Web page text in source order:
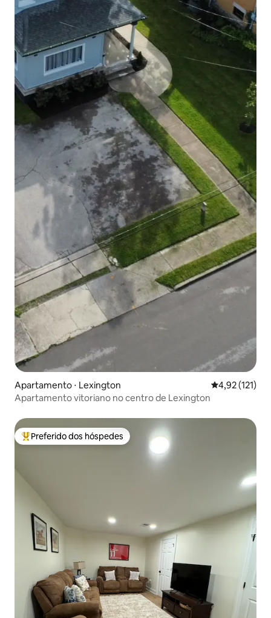
Apartamento ⋅ Lexington 4,92 de uma
4,92 (121)
Apartamento vitoriano no centro de Lexington
Entre os melhores preferidos dos hóspedes
Preferido dos hóspedes